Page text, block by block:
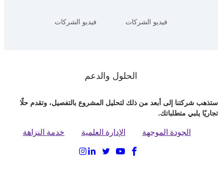
فيديو الشركات فيديو الشركات
الحلول والدعم
ستذهب شركتنا إلى أبعد من ذلك لتحليل المشروع بالتفصيل، وتقدم حلًا
تجاريًا يلبي متطلباتك.
الجودة الموجهة الإدارة العلمية خدمة النزاهة